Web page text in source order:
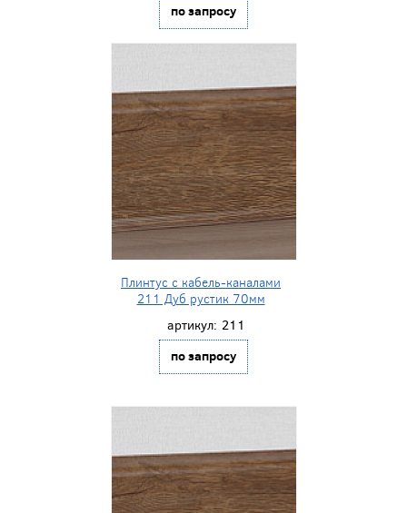
по запросу
Плинтус с кабель-каналами
211 Дуб рустик 70мм
артикул: 211
по запросу